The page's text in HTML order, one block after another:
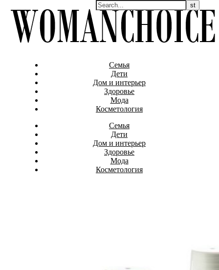
Семья
Дети
Дом и интерьер
Здоровье
Мода
Косметология
Семья
Дети
Дом и интерьер
Здоровье
Мода
Косметология